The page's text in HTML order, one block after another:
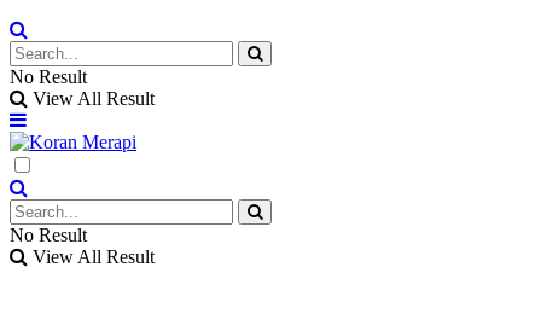
No Result
View All Result
No Result
View All Result